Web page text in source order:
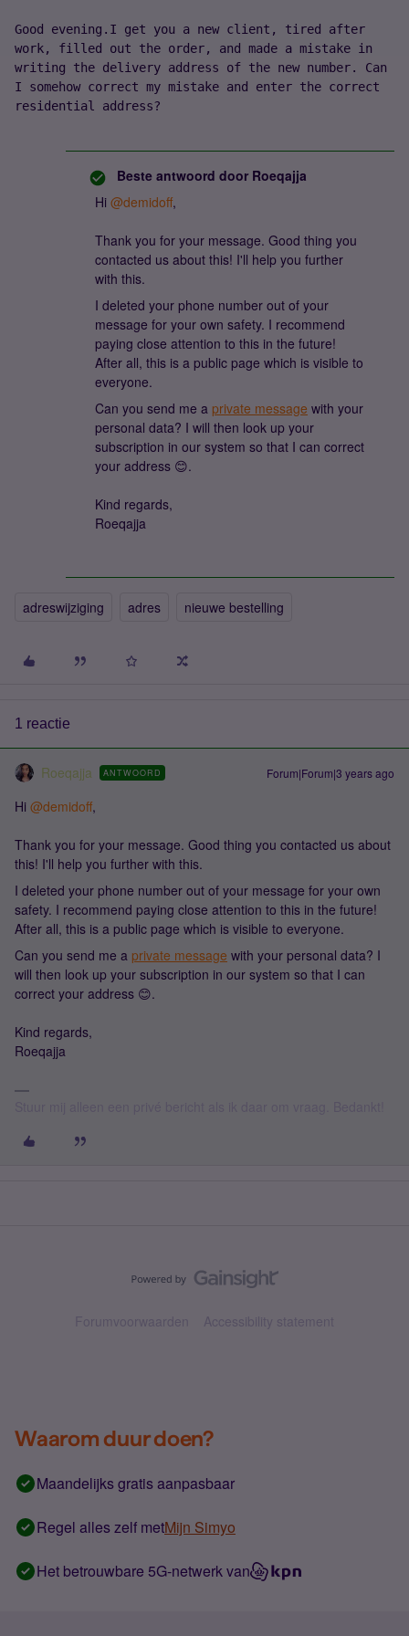
Good evening.I get you a new client, tired after
work, filled out the order, and made a mistake in
writing the delivery address of the new number. Can
I somehow correct my mistake and enter the correct
residential address?
Beste antwoord door Roeqajja
Hi @demidoff,
Thank you for your message. Good thing you
contacted us about this! I'll help you further
with this.
I deleted your phone number out of your
message for your own safety. I recommend
paying close attention to this in the future!
After all, this is a public page which is visible to
everyone.
Can you send me a private message with your
personal data? I will then look up your
subscription in our system so that I can correct
your address 😊.
Kind regards,
Roeqajja
adreswijziging adres nieuwe bestelling
1 reactie
Roeqajja ANTWOORD Forum|Forum|3 years ago
Hi @demidoff,
Thank you for your message. Good thing you contacted us about
this! I'll help you further with this.
I deleted your phone number out of your message for your own
safety. I recommend paying close attention to this in the future!
After all, this is a public page which is visible to everyone.
Can you send me a private message with your personal data? I
will then look up your subscription in our system so that I can
correct your address 😊.
Kind regards,
Roeqajja
Forumvoorwaarden Accessibility statement
Waarom duur doen?
Maandelijks gratis aanpasbaar
Regel alles zelf metMijn Simyo
Het betrouwbare 5G-netwerk van